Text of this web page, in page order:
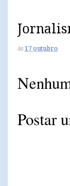
às 17 outubro
Postar